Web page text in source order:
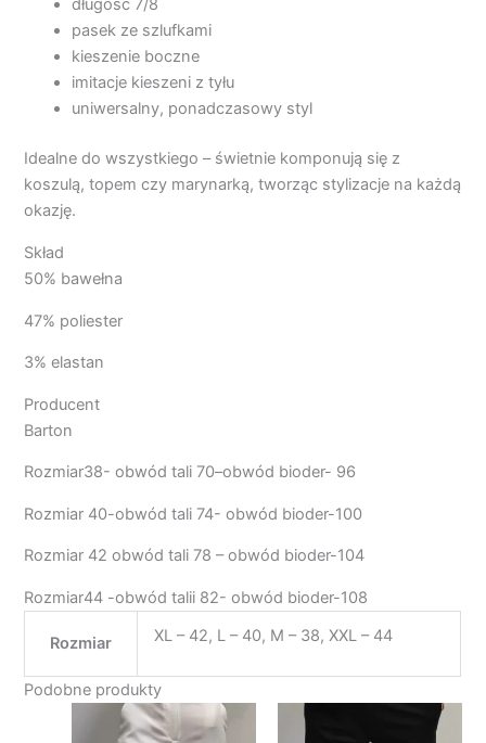
długość 7/8
pasek ze szlufkami
kieszenie boczne
imitacje kieszeni z tyłu
uniwersalny, ponadczasowy styl
Idealne do wszystkiego – świetnie komponują się z
koszulą, topem czy marynarką, tworząc stylizacje na każdą
okazję.
Skład
50% bawełna
47% poliester
3% elastan
Producent
Barton
Rozmiar38- obwód tali 70–obwód bioder- 96
Rozmiar 40-obwód tali 74- obwód bioder-100
Rozmiar 42 obwód tali 78 – obwód bioder-104
Rozmiar44 -obwód talii 82- obwód bioder-108
Rozmiar XL – 42, L – 40, M – 38, XXL – 44
Podobne produkty